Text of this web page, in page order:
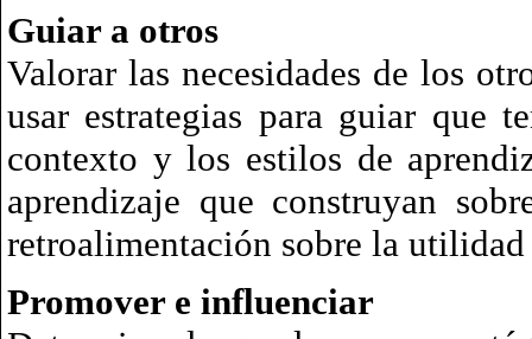
Guiar a otros
Valorar las necesidades de los
usar estrategias para guiar que
contexto y los estilos de
aprendizaje que construyan
retroalimentación sobre la
Promover e influenciar